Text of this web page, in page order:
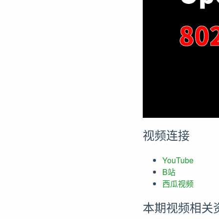
视频连接
YouTube
B站
西瓜视频
本期视频相关